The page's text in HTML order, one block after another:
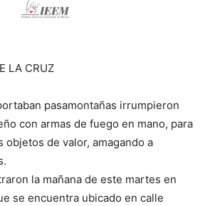
LA CRUZ
pasamontañas irrumpieron
con armas de fuego en mano, para
objetos de valor, amagando a
la mañana de este martes en
se encuentra ubicado en calle